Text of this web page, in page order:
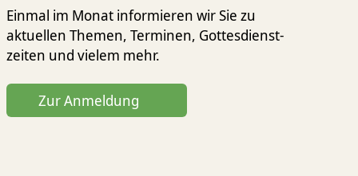
Einmal im Monat informieren wir Sie zu
aktuellen Themen, Terminen, Gottesdienst­
zeiten und vielem mehr.
Zur Anmeldung